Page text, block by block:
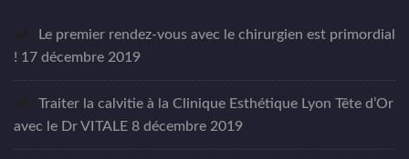
Le premier rendez-vous avec le chirurgien est primordial
! 17 décembre 2019
Traiter la calvitie à la Clinique Esthétique Lyon Tête d’Or
avec le Dr VITALE 8 décembre 2019